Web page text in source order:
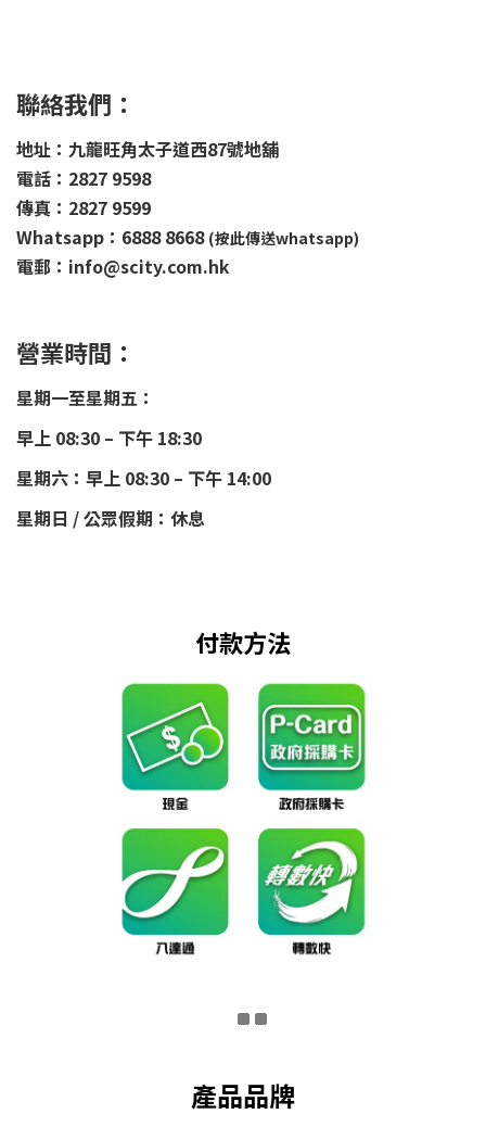
聯絡我們：
地址：九龍旺角太子道西87號地舖
電話：2827 9598
傳真：2827 9599
Whatsapp：6888 8668 (按此傳送whatsapp)
電郵：info@scity.com.hk
營業時間：
星期一至星期五：
早上 08:30 – 下午 18:30
星期六：早上 08:30 – 下午 14:00
星期日 / 公眾假期：休息
付款方法
產品品牌